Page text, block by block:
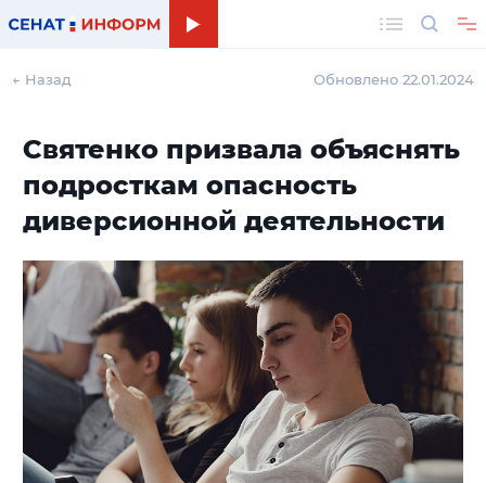
← Назад Обновлено 22.01.2024
Святенко призвала объяснять
подросткам опасность
диверсионной деятельности